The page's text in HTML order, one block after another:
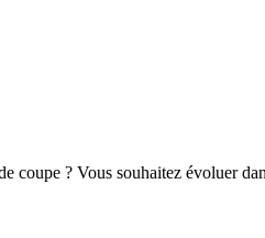
coupe ? Vous souhaitez évoluer